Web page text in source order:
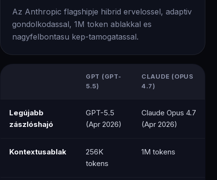
Az Anthropic flagshipje hibrid ervelossel, adaptiv
gondolkodassal, 1M token ablakkal es
nagyfelbontasu kep-tamogatassal.
GPT (GPT-
5.5)
CLAUDE (OPUS
4.7)
Legújabb
zászlóshajó
GPT-5.5
(Apr 2026)
Claude Opus 4.7
(Apr 2026)
Kontextusablak
256K
tokens
1M tokens